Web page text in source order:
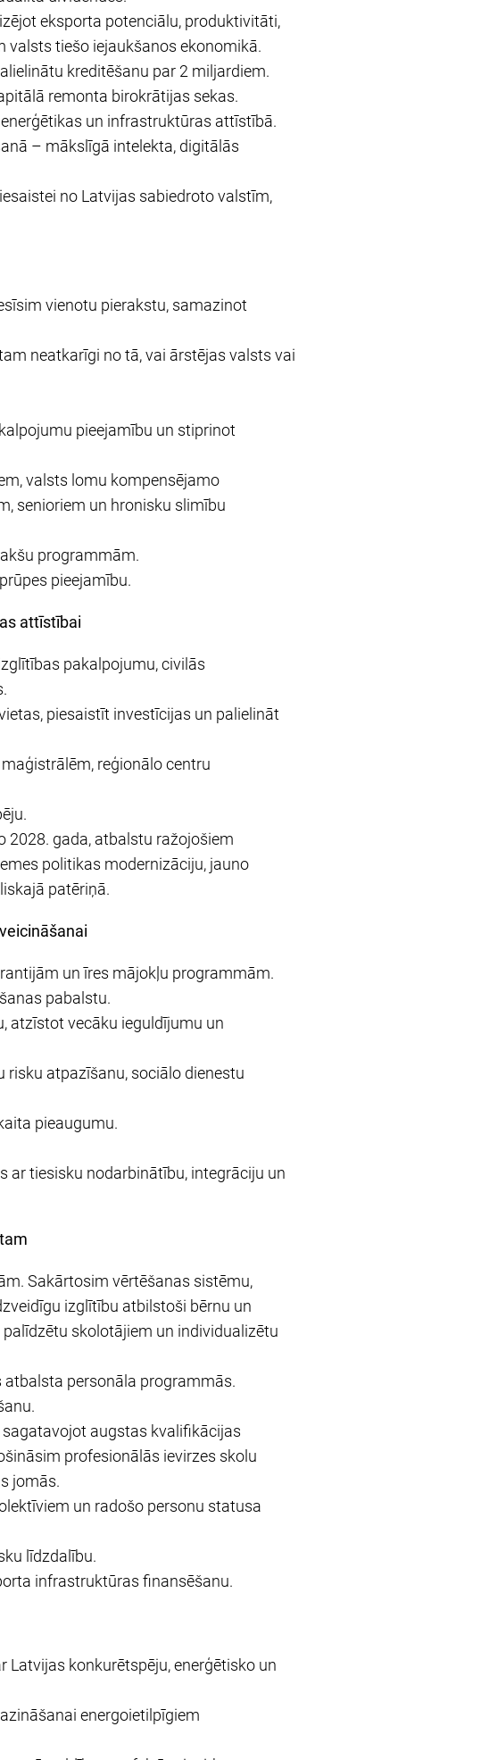
eksporta potenciālu, produktivitāti,
valsts tiešo iejaukšanos ekonomikā.
kreditēšanu par 2 miljardiem.
remonta birokrātijas sekas.
un infrastruktūras attīstībā.
– mākslīgā intelekta, digitālās
no Latvijas sabiedroto valstīm,
vienotu pierakstu, samazinot
neatkarīgi no tā, vai ārstējas valsts vai
pieejamību un stiprinot
valsts lomu kompensējamo
senioriem un hronisku slimību
programmām.
pieejamību.
attīstībai
pakalpojumu, civilās
piesaistīt investīcijas un palielināt
reģionālo centru
2028. gada, atbalstu ražojošiem
politikas modernizāciju, jauno
patēriņā.
un īres mājokļu programmām.
pabalstu.
atzīstot vecāku ieguldījumu un
atpazīšanu, sociālo dienestu
pieaugumu.
tiesisku nodarbinātību, integrāciju un
Sakārtosim vērtēšanas sistēmu,
izglītību atbilstoši bērnu un
skolotājiem un individualizētu
personāla programmās.
augstas kvalifikācijas
profesionālās ievirzes skolu
jomās.
un radošo personu statusa
līdzdalību.
infrastruktūras finansēšanu.
konkurētspēju, enerģētisko un
energoietilpīgiem